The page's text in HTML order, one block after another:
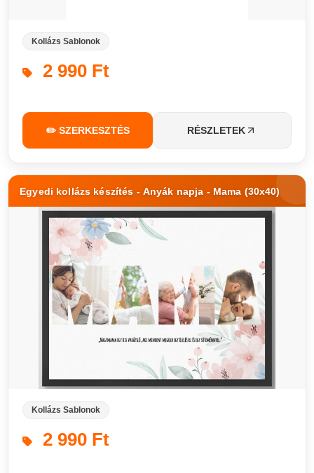
Kollázs Sablonok
2 990 Ft
✏️ SZERKESZTÉS RÉSZLETEK
Egyedi kollázs készítés - Anyák napja - Mama (30x40)
Kollázs Sablonok
2 990 Ft